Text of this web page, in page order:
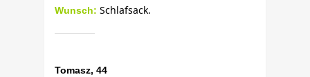
Wunsch: Schlafsack.
Tomasz, 44